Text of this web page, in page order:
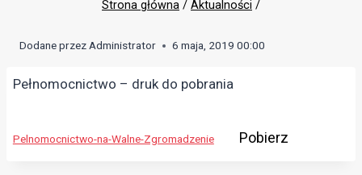
Strona główna / Aktualności /
Dodane przezAdministrator 6 maja, 2019 00:00
Pełnomocnictwo – druk do pobrania
Pelnomocnictwo-na-Walne-Zgromadzenie Pobierz